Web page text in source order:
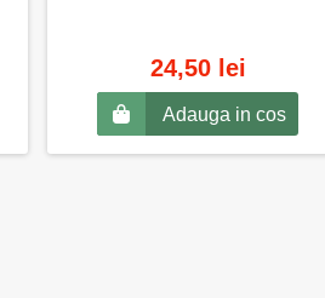
24,50 lei
Adauga in cos